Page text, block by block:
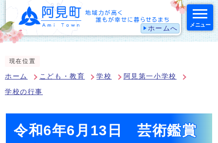
ホームへ メニュー
現在位置
ホーム こども・教育 学校 阿見第一小学校
学校の行事
令和6年6月13日 芸術鑑賞